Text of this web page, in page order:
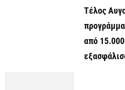
Τέλος
από